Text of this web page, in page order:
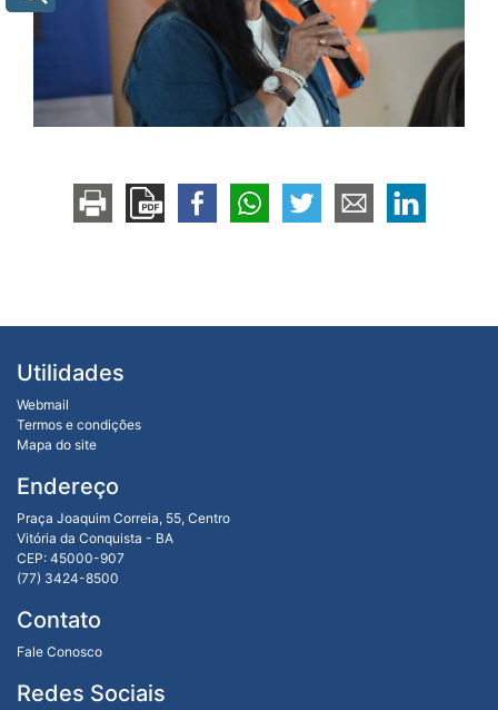
Utilidades
Webmail
Termos e condições
Mapa do site
Endereço
Praça Joaquim Correia, 55, Centro
Vitória da Conquista - BA
CEP: 45000-907
(77) 3424-8500
Contato
Fale Conosco
Redes Sociais